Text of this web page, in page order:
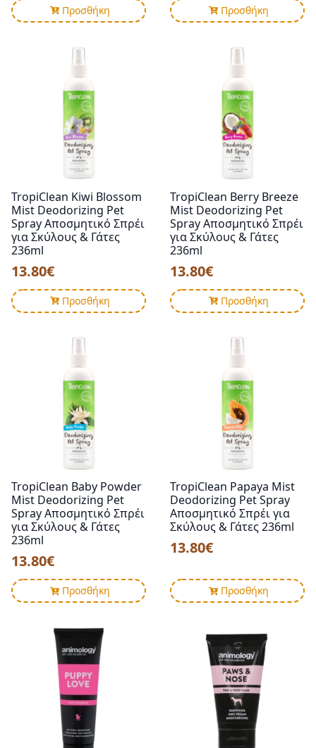
Προσθήκη Προσθήκη
TropiClean Kiwi Blossom
Mist Deodorizing Pet
Spray Αποσμητικό Σπρέι
για Σκύλους & Γάτες
236ml
13.80€
Προσθήκη
TropiClean Berry Breeze
Mist Deodorizing Pet
Spray Αποσμητικό Σπρέι
για Σκύλους & Γάτες
236ml
13.80€
Προσθήκη
TropiClean Baby Powder
Mist Deodorizing Pet
Spray Αποσμητικό Σπρέι
για Σκύλους & Γάτες
236ml
13.80€
Προσθήκη
TropiClean Papaya Mist
Deodorizing Pet Spray
Αποσμητικό Σπρέι για
Σκύλους & Γάτες 236ml
13.80€
Προσθήκη